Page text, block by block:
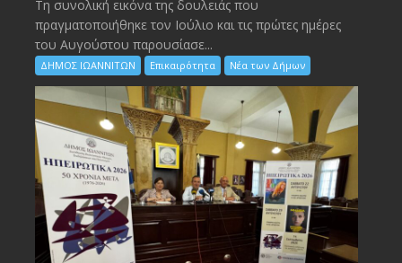
Τη συνολική εικόνα της δουλειάς που
πραγματοποιήθηκε τον Ιούλιο και τις πρώτες ημέρες
του Αυγούστου παρουσίασε...
ΔΗΜΟΣ ΙΩΑΝΝΙΤΩΝ Επικαιρότητα Νέα των Δήμων